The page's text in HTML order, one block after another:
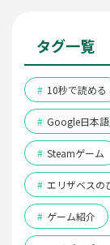
タグ一覧
# 10秒で読める
# Google日本
# Steamゲーム
# エリザベスの
# ゲーム紹介